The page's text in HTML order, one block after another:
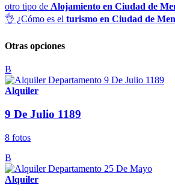
otro tipo de Alojamiento en Ciudad de
👌 ¿Cómo es el turismo en Ciudad de
Otras opciones
B
Alquiler
9 De Julio 1189
8 fotos
B
Alquiler